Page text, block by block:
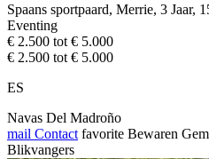
Spaans sportpaard, Merrie, 3 Jaar,
Eventing
€ 2.500 tot € 5.000
€ 2.500 tot € 5.000
ES
Navas Del Madroño
mail Contact favorite Bewaren
Blikvangers